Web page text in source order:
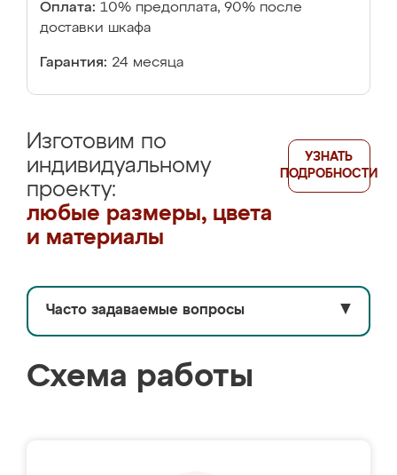
Оплата: 10% предоплата, 90% после
доставки шкафа
Гарантия: 24 месяца
Изготовим по
индивидуальному
проекту:
любые размеры, цвета
и материалы
УЗНАТЬ
ПОДРОБНОСТИ
Часто задаваемые вопросы ▼
Схема работы